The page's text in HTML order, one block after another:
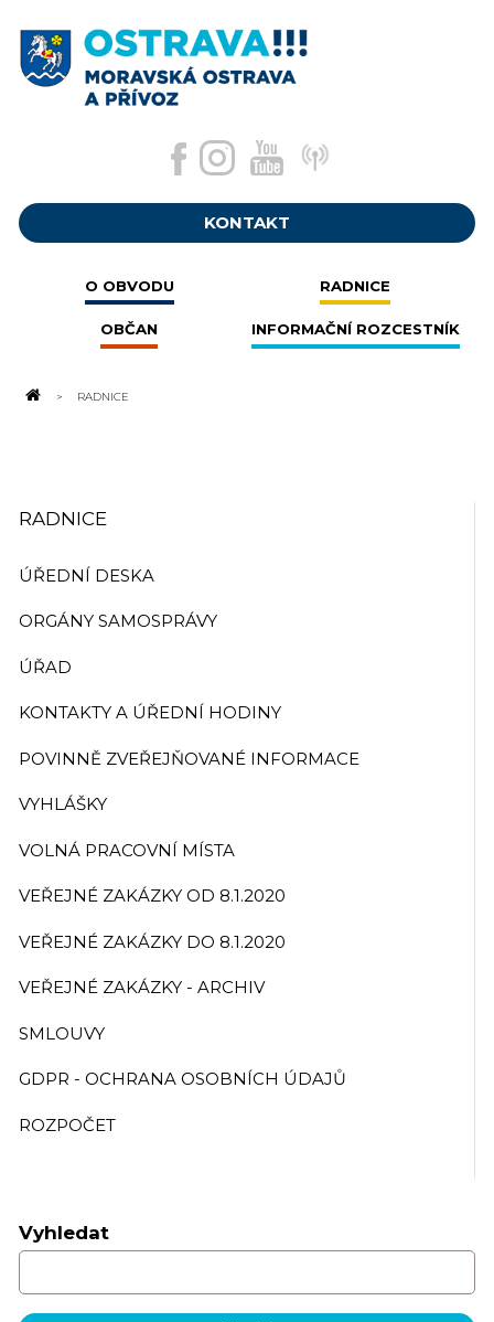
KONTAKT
O OBVODU RADNICE
OBČAN INFORMAČNÍ ROZCESTNÍK
RADNICE
RADNICE
ÚŘEDNÍ DESKA
ORGÁNY SAMOSPRÁVY
ÚŘAD
KONTAKTY A ÚŘEDNÍ HODINY
POVINNĚ ZVEŘEJŇOVANÉ INFORMACE
VYHLÁŠKY
VOLNÁ PRACOVNÍ MÍSTA
VEŘEJNÉ ZAKÁZKY OD 8.1.2020
VEŘEJNÉ ZAKÁZKY DO 8.1.2020
VEŘEJNÉ ZAKÁZKY - ARCHIV
SMLOUVY
GDPR - OCHRANA OSOBNÍCH ÚDAJŮ
ROZPOČET
Vyhledat